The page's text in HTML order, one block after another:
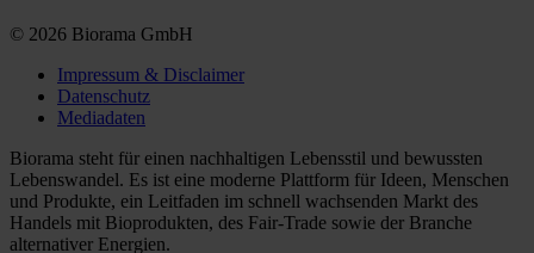
© 2026 Biorama GmbH
Impressum & Disclaimer
Datenschutz
Mediadaten
Biorama steht für einen nachhaltigen Lebensstil und bewussten
Lebenswandel. Es ist eine moderne Plattform für Ideen, Menschen
und Produkte, ein Leitfaden im schnell wachsenden Markt des
Handels mit Bioprodukten, des Fair-Trade sowie der Branche
alternativer Energien.